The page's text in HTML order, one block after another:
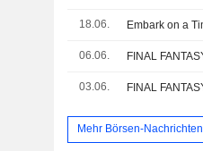
18.06.
06.06.
03.06.
Mehr Börsen-Nachrichten